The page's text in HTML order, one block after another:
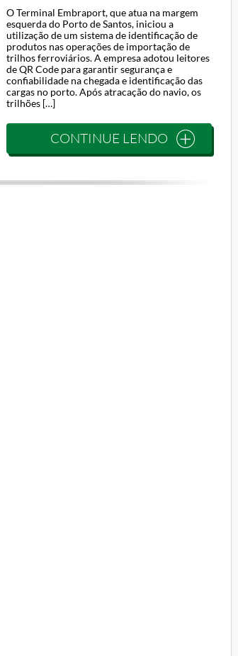
O Terminal Embraport, que atua na margem
esquerda do Porto de Santos, iniciou a
utilização de um sistema de identificação de
produtos nas operações de importação de
trilhos ferroviários. A empresa adotou leitores
de QR Code para garantir segurança e
confiabilidade na chegada e identificação das
cargas no porto. Após atracação do navio, os
trilhões […]
CONTINUE LENDO